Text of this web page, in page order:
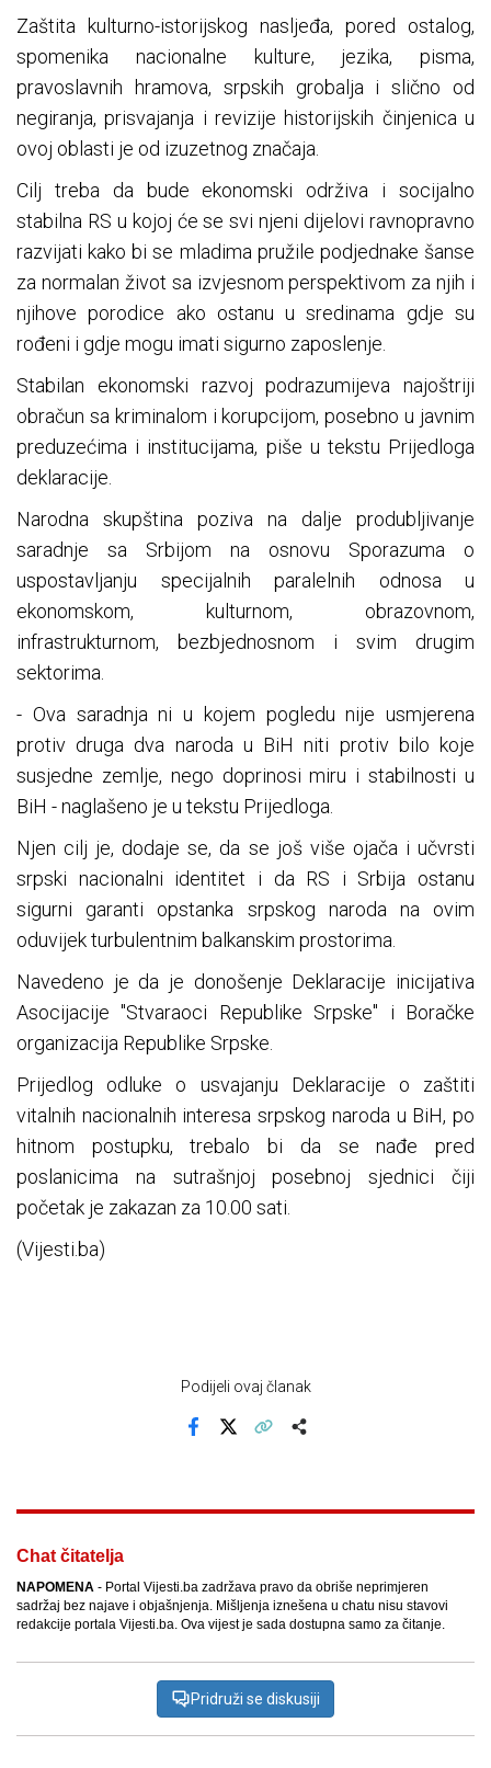
Zaštita kulturno-istorijskog nasljeđa, pored ostalog,
spomenika nacionalne kulture, jezika, pisma,
pravoslavnih hramova, srpskih grobalja i slično od
negiranja, prisvajanja i revizije historijskih činjenica u
ovoj oblasti je od izuzetnog značaja.
Cilj treba da bude ekonomski održiva i socijalno
stabilna RS u kojoj će se svi njeni dijelovi ravnopravno
razvijati kako bi se mladima pružile podjednake šanse
za normalan život sa izvjesnom perspektivom za njih i
njihove porodice ako ostanu u sredinama gdje su
rođeni i gdje mogu imati sigurno zaposlenje.
Stabilan ekonomski razvoj podrazumijeva najoštriji
obračun sa kriminalom i korupcijom, posebno u javnim
preduzećima i institucijama, piše u tekstu Prijedloga
deklaracije.
Narodna skupština poziva na dalje produbljivanje
saradnje sa Srbijom na osnovu Sporazuma o
uspostavljanju specijalnih paralelnih odnosa u
ekonomskom, kulturnom, obrazovnom,
infrastrukturnom, bezbjednosnom i svim drugim
sektorima.
- Ova saradnja ni u kojem pogledu nije usmjerena
protiv druga dva naroda u BiH niti protiv bilo koje
susjedne zemlje, nego doprinosi miru i stabilnosti u
BiH - naglašeno je u tekstu Prijedloga.
Njen cilj je, dodaje se, da se još više ojača i učvrsti
srpski nacionalni identitet i da RS i Srbija ostanu
sigurni garanti opstanka srpskog naroda na ovim
oduvijek turbulentnim balkanskim prostorima.
Navedeno je da je donošenje Deklaracije inicijativa
Asocijacije "Stvaraoci Republike Srpske" i Boračke
organizacija Republike Srpske.
Prijedlog odluke o usvajanju Deklaracije o zaštiti
vitalnih nacionalnih interesa srpskog naroda u BiH, po
hitnom postupku, trebalo bi da se nađe pred
poslanicima na sutrašnjoj posebnoj sjednici čiji
početak je zakazan za 10.00 sati.
(Vijesti.ba)
Podijeli ovaj članak
Chat čitatelja
NAPOMENA - Portal Vijesti.ba zadržava pravo da obriše neprimjeren
sadržaj bez najave i objašnjenja. Mišljenja iznešena u chatu nisu stavovi
redakcije portala Vijesti.ba. Ova vijest je sada dostupna samo za čitanje.
Pridruži se diskusiji